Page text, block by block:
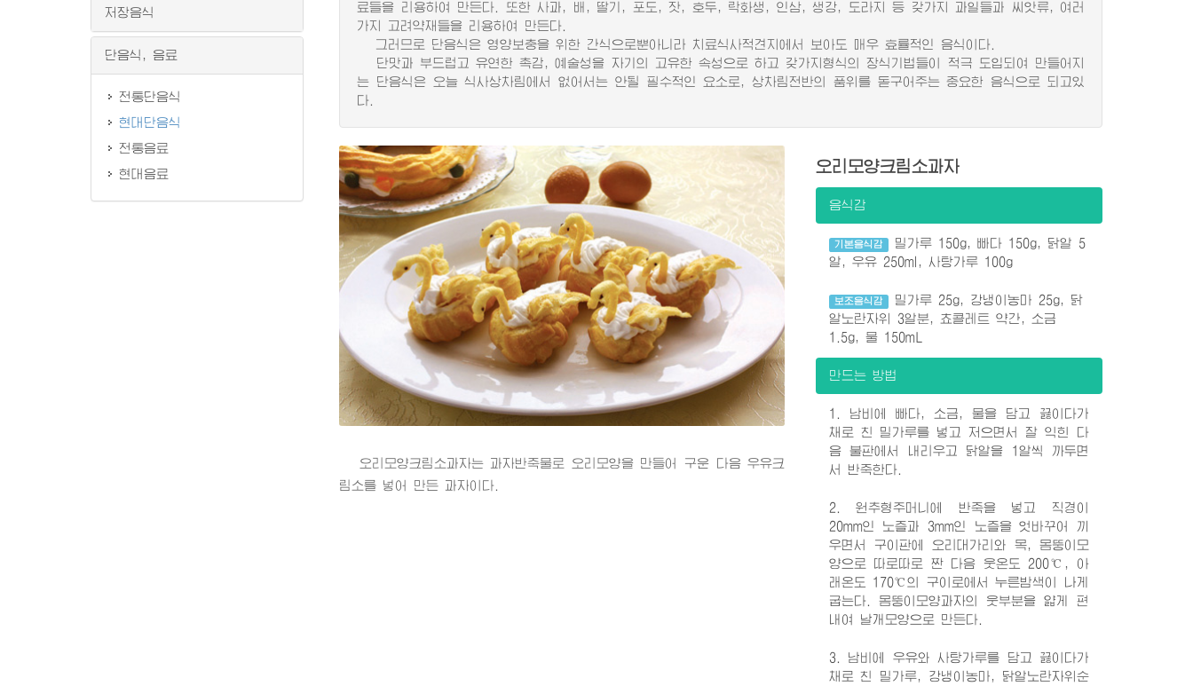
료들을 리용하여 만든다. 또한 사과, 배, 딸기, 포도, 잣, 호두, 락화생, 인삼, 생강, 도라지 등 갖가지 과일들과 씨앗류, 여러
가지 고려약재들을 리용하여 만든다.
그러므로 단음식은 영양보충을 위한 간식으로뿐아니라 치료식사적견지에서 보아도 매우 효률적인 음식이다.
단맛과 부드럽고 유연한 촉감, 예술성을 자기의 고유한 속성으로 하고 갖가지형식의 장식기법들이 적극 도입되여 만들어지
는 단음식은 오늘 식사상차림에서 없어서는 안될 필수적인 요소로, 상차림전반의 품위를 돋구어주는 중요한 음식으로 되고있
다.
오리모양크림소과자는 과자반죽물로 오리모양을 만들어 구운 다음 우유크
림소를 넣어 만든 과자이다.
오리모양크림소과자
음식감
기본음식감
밀가루 150g, 빠다 150g, 닭알 5
알, 우유 250ml, 사탕가루 100g
보조음식감
밀가루 25g, 강냉이농마 25g, 닭
알노란자위 3알분, 쵸콜레트 약간, 소금
1.5g, 물 150mL
만드는 방법
1. 남비에 빠다, 소금, 물을 담고 끓이다가
채로 친 밀가루를 넣고 저으면서 잘 익힌 다
음 불판에서 내리우고 닭알을 1알씩 까두면
서 반죽한다.
2. 원추형주머니에 반죽을 넣고 직경이
20mm인 노즐과 3mm인 노즐을 엇바꾸어 끼
우면서 구이판에 오리대가리와 목, 몸뚱이모
양으로 따로따로 짠 다음 웃온도 200℃, 아
래온도 170℃의 구이로에서 누른밤색이 나게
굽는다. 몸뚱이모양과자의 웃부분을 얇게 편
내여 날개모양으로 만든다.
3. 남비에 우유와 사탕가루를 담고 끓이다가
채로 친 밀가루, 강냉이농마, 닭알노란자위순
저장음식
단음식, 음료
전통단음식
현대단음식
전통음료
현대음료